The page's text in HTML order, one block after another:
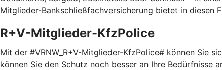
Mitglieder-Bankschließfachversicherung bietet in diesen
R+V-Mitglieder-KfzPolice
Mit der #VRNW_R+V-Mitglieder-KfzPolice# können Sie
können Sie den Schutz noch besser an Ihre Bedürfnisse